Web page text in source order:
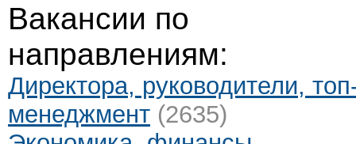
Вакансии по
направлениям:
Директора, руководители,
менеджмент (2635)